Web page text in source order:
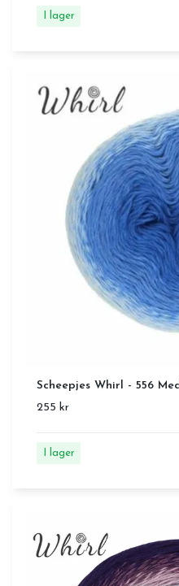
I lager
Scheepjes Whirl - 556
255 kr
I lager